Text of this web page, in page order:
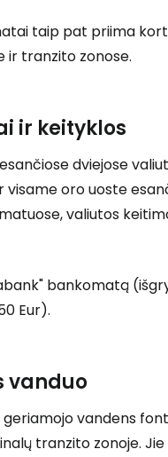
taip pat priima
ir tranzito zonose.
ir keityklos
dviejose
visame oro uoste
valiutos
bankomatą
Eur).
vanduo
vandens
tranzito zonoje.